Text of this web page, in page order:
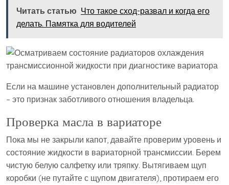
Читать статью Что такое сход-развал и когда его
делать. Памятка для водителей
Если на машине установлен дополнительный радиатор
– это признак заботливого отношения владельца.
Проверка масла в вариаторе
Пока мы не закрыли капот, давайте проверим уровень и
состояние жидкости в вариаторной трансмиссии. Берем
чистую белую салфетку или тряпку. Вытягиваем щуп
коробки (не путайте с щупом двигателя), протираем его